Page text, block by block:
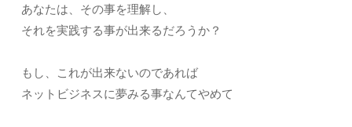
あなたは、その事を理解し、
それを実践する事が出来るだろうか？
もし、これが出来ないのであれば
ネットビジネスに夢みる事なんてやめて